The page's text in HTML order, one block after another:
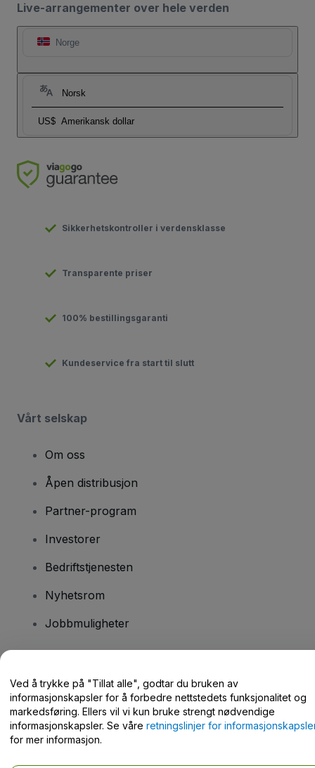
Live-arrangementer over hele verden
Norge
Norsk
US$ Amerikansk dollar
Sikkerhetskontroller i verdensklasse
Transparente priser
100% bestillingsgaranti
Kundeservice fra start til slutt
Vårt selskap
Om oss
Åpen distribusjon
Partner-program
Investorer
Bedriftstjenesten
Nyhetsrom
Jobbmuligheter
Hjelpesenter / kontakt oss
Ved å trykke på "Tillat alle", godtar du bruken av
informasjonskapsler for å forbedre nettstedets funksjonalitet og
markedsføring. Ellers vil vi kun bruke strengt nødvendige
informasjonskapsler. Se våre retningslinjer for
for mer informasjon.